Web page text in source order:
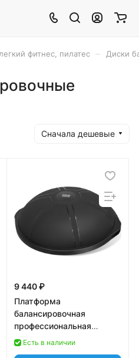
фитнес, пилатес Диски
Сначала дешевые
9 440 ₽
Платформа
балансировочная
профессиональная
BRONZE GYM БОСУ
Есть в наличии